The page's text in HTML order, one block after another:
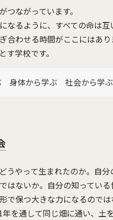
つながっています。
るように、すべての命は
合わせる時間がここにはあ
学校です。
身体から学ぶ 社会から学ぶ
うやって生まれたのか。自
はないか。自分の知ってい
保つ大きな力になるのでは
を通して同じ畑に通い、